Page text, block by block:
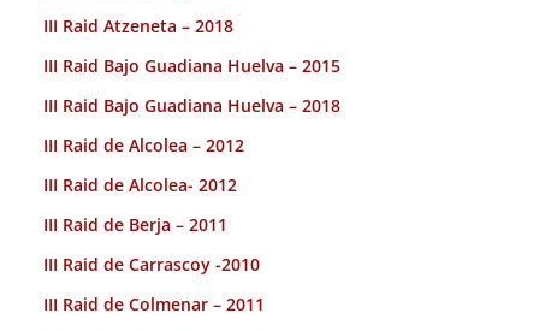
III Raid Atzeneta – 2018
III Raid Bajo Guadiana Huelva – 2015
III Raid Bajo Guadiana Huelva – 2018
III Raid de Alcolea – 2012
III Raid de Alcolea- 2012
III Raid de Berja – 2011
III Raid de Carrascoy -2010
III Raid de Colmenar – 2011